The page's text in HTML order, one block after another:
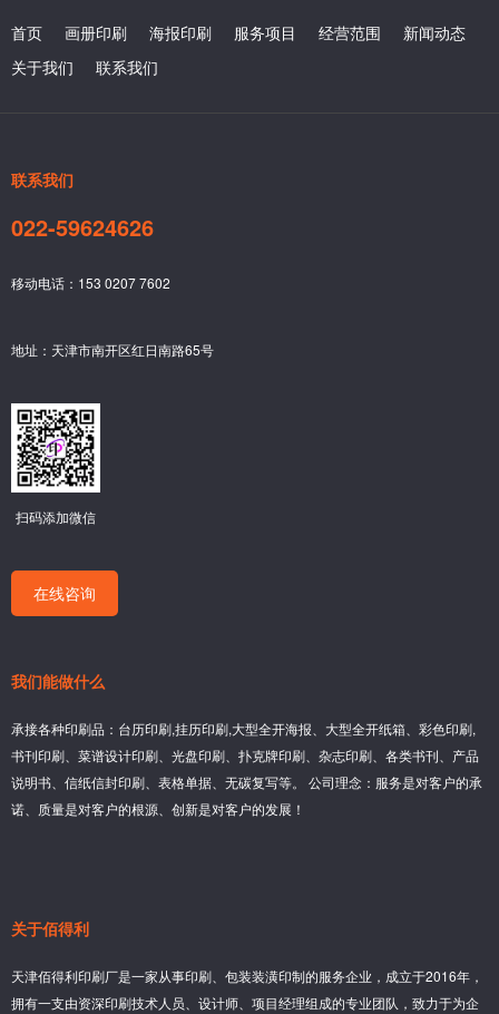
首页 画册印刷 海报印刷 服务项目 经营范围
新闻动态
关于我们
联系我们
联系我们
022-59624626
移动电话：153 0207 7602
地址：天津市南开区红日南路65号
扫码添加微信
在线咨询
我们能做什么
承接各种印刷品：台历印刷,挂历印刷,大型全开海报、大型全开纸箱、彩色印刷,
书刊印刷、菜谱设计印刷、光盘印刷、扑克牌印刷、杂志印刷、各类书刊、产品
说明书、信纸信封印刷、表格单据、无碳复写等。 公司理念：服务是对客户的承
诺、质量是对客户的根源、创新是对客户的发展！
关于佰得利
天津佰得利印刷厂是一家从事印刷、包装装潢印制的服务企业，成立于2016年，
拥有一支由资深印刷技术人员、设计师、项目经理组成的专业团队，致力于为企